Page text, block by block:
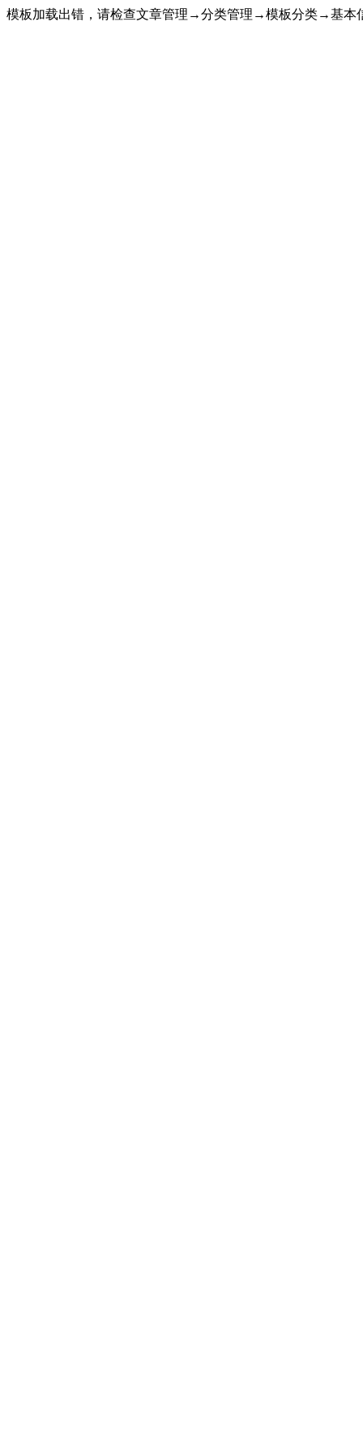
模板加载出错，请检查文章管理→分类管理→模板分类→基本